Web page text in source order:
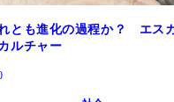
とも進化の過程か？ エス
ルチャー